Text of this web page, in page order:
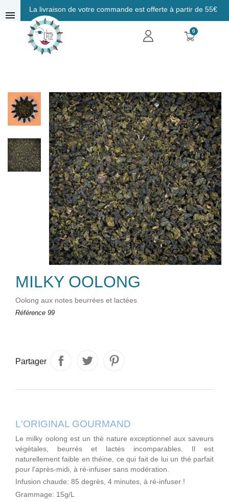
La livraison de votre commande est offerte à partir de 55€
0
MILKY OOLONG
Oolong aux notes beurrées et lactées
Référence 99
Partager
L'ORIGINAL GOURMAND
Le milky oolong est un thé nature exceptionnel aux saveurs
végétales, beurrés et lactés incomparables. Il est
naturellement faible en théine, ce qui fait de lui un thé parfait
pour l'après-midi, à ré-infuser sans modération.
Infusion chaude: 85 degrès, 4 minutes, à ré-infuser !
Grammage: 15g/L
menu